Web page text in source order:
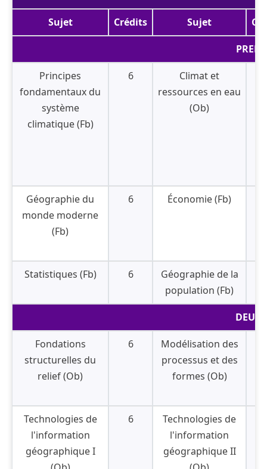
Sujet Crédits Sujet
Principes
fondamentaux du
système
climatique (Fb)
6
Climat et
ressources en eau
(Ob)
Géographie du
monde moderne
(Fb)
6 Économie (Fb)
Statistiques (Fb) 6
Géographie de la
population (Fb)
Fondations
structurelles du
relief (Ob)
6
Modélisation des
processus et des
formes (Ob)
Technologies de
l'information
géographique I
6
Technologies de
l'information
géographique II